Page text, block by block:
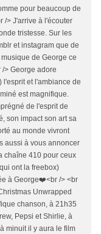
pour beaucoup de
/> J'arrive à l'écouter
tristesse. Sur les
et instagram que de
de George ce
> George adore
et l'ambiance de
est magnifique.
de l'esprit de
son impact son art sa
au monde vivront
aussi à vous annoncer
chaîne 410 pour ceux
ont la freebox)
à George❤️<br /> <br
Unwrapped
chanson, à 21h35
Pepsi et Shirlie, à
minuit il y aura le film